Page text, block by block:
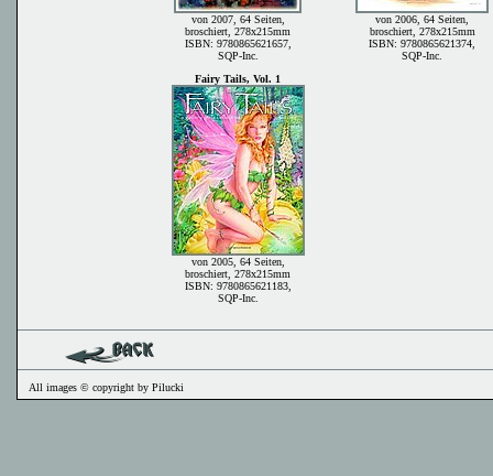
von 2007, 64 Seiten,
broschiert, 278x215mm
ISBN: 9780865621657,
SQP-Inc.
von 2006, 64 Seiten,
broschiert, 278x215mm
ISBN: 9780865621374,
SQP-Inc.
Fairy Tails, Vol. 1
von 2005, 64 Seiten,
broschiert, 278x215mm
ISBN: 9780865621183,
SQP-Inc.
All images © copyright by Pilucki